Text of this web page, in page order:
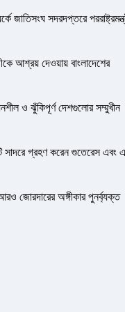
জাতিসংঘ সদরদপ্তরে
আশ্রয় দেওয়ায় বাংলাদেশের
ও ঝুঁকিপূর্ণ দেশগুলোর সম্মুখীন
সাদরে গ্রহণ করেন গুতেরেস এবং
জোরদারের অঙ্গীকার পুনর্ব্যক্ত